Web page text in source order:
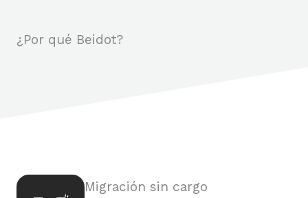
¿Por qué Beidot?
Migración sin cargo